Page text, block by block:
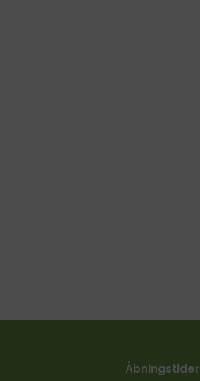
Åbningstider